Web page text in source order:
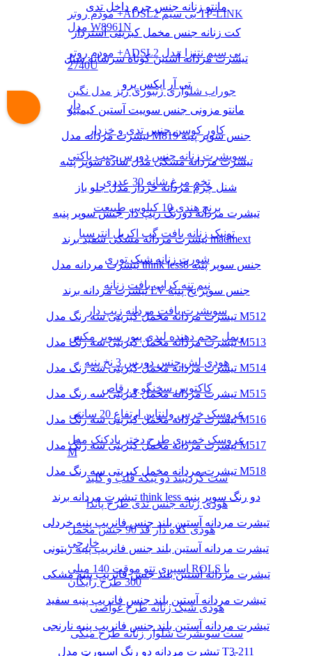
مودم روتر +ADSL2 بی سیم TP-LINK
مدل W8961N
مودم روتر +ADSL2 بی سیم نتنزا مدل
2740U
جوراب شلواری زنبوری ریز مدل نگین
دار
کاور کوسن جنس تدی و خزدار
سویشرت زنانه جنس دورس جیب پاکتی
تخم مرغ شانه 30 عددی
برنج هندی 10 کیلویی طبیعت
تونیک زنانه بافت گپ اکریل انترسیا
شورت زنانه شیک توری
نیم تنه کراپ بافت زنانه
سویشرت بافت مردانه زیپ دار
ریمل حجم دهنده لیدی پیور سوپر مکس
هودی لش جنس دورس 3 نخ پنبه
کاکتوس سخنگو و رقاص
عروسک خرس ولنتاین ارتفاع 20 سانتی
عروسک خمیری طرح دختر بادکنک مدل
M
ست گردنبند دو تیکه قلب و کلید
هودی زنانه جنس تدی طرح پاندا
هودی کلاه دار قد 90 جنس مخمل
خارجی
اسپری تتو موقت 140 میلی ROLS با
300 طرح رایگان
هودی شیک زنانه طرح غواصی
ست سویشرت شلوار زنانه طرح میکی
مانتو زنانه جنس چرم داخل تدی
کت زنانه جنس مخمل کبریتی آستردار
تیشرت مردانه آستین کوتاه سرشانه شنل
تی آر ایکس پرو
مانتو مزونی جنس سوییت آستین کیمینو
تیشرت مردانه مدل M819 جنس سوپر پنبه
تیشرت مردانه مشکی مدل ساده سوپر پنبه
شنل چرم مردانه خزدار مدل جلو باز
تیشرت مردانه دورنگ زیپ دار جنس سوپر پنبه
تیشرت مردانه مشکی سفید برند madmext
تیشرت مردانه مدل think less8 جنس سوپر پنبه
تیشرت مردانه برند LV جنس سوپر نخ پنبه
تیشرت مردانه مخمل کبریتی سه رنگ مدل M512
تیشرت مردانه مخمل کبریتی سه رنگ مدل M513
تیشرت مردانه مخمل کبریتی سه رنگ مدل M514
تیشرت مردانه مخمل کبریتی سه رنگ مدل M515
تیشرت مردانه مخمل کبریتی سه رنگ مدل M516
تیشرت مردانه مخمل کبریتی سه رنگ مدل M517
تیشرت مردانه مخمل کبریتی سه رنگ مدل M518
تیشرت مردانه برند think less دو رنگ سوپر پنبه
تیشرت مردانه آستین بلند جنس فانریپ پنبه خردلی
تیشرت مردانه آستین بلند جنس فانریپ پنبه زیتونی
تیشرت مردانه آستین بلند جنس فانریپ پنبه مشکی
تیشرت مردانه آستین بلند جنس فانریپ پنبه سفید
تیشرت مردانه آستین بلند جنس فانریپ پنبه نارنجی
تیشرت مردانه دو رنگ اسپورت مدل T3-211